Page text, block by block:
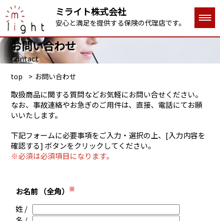
ミライト株式会社
安心と満足を提供する保険の代理店です。
お問い合わせ
Contact
top お問い合わせ
取扱商品に関する質問などお気軽にお問い合せください。
なお、事故連絡やお急ぎのご用件は、直接、電話にてお願
いいたします。
下記フォームに必要事項をご入力・選択の上、[入力内容を
確認する] ボタンをクリックしてください。
※必須は必須項目になります。
お名前 （全角） ※
姓 /